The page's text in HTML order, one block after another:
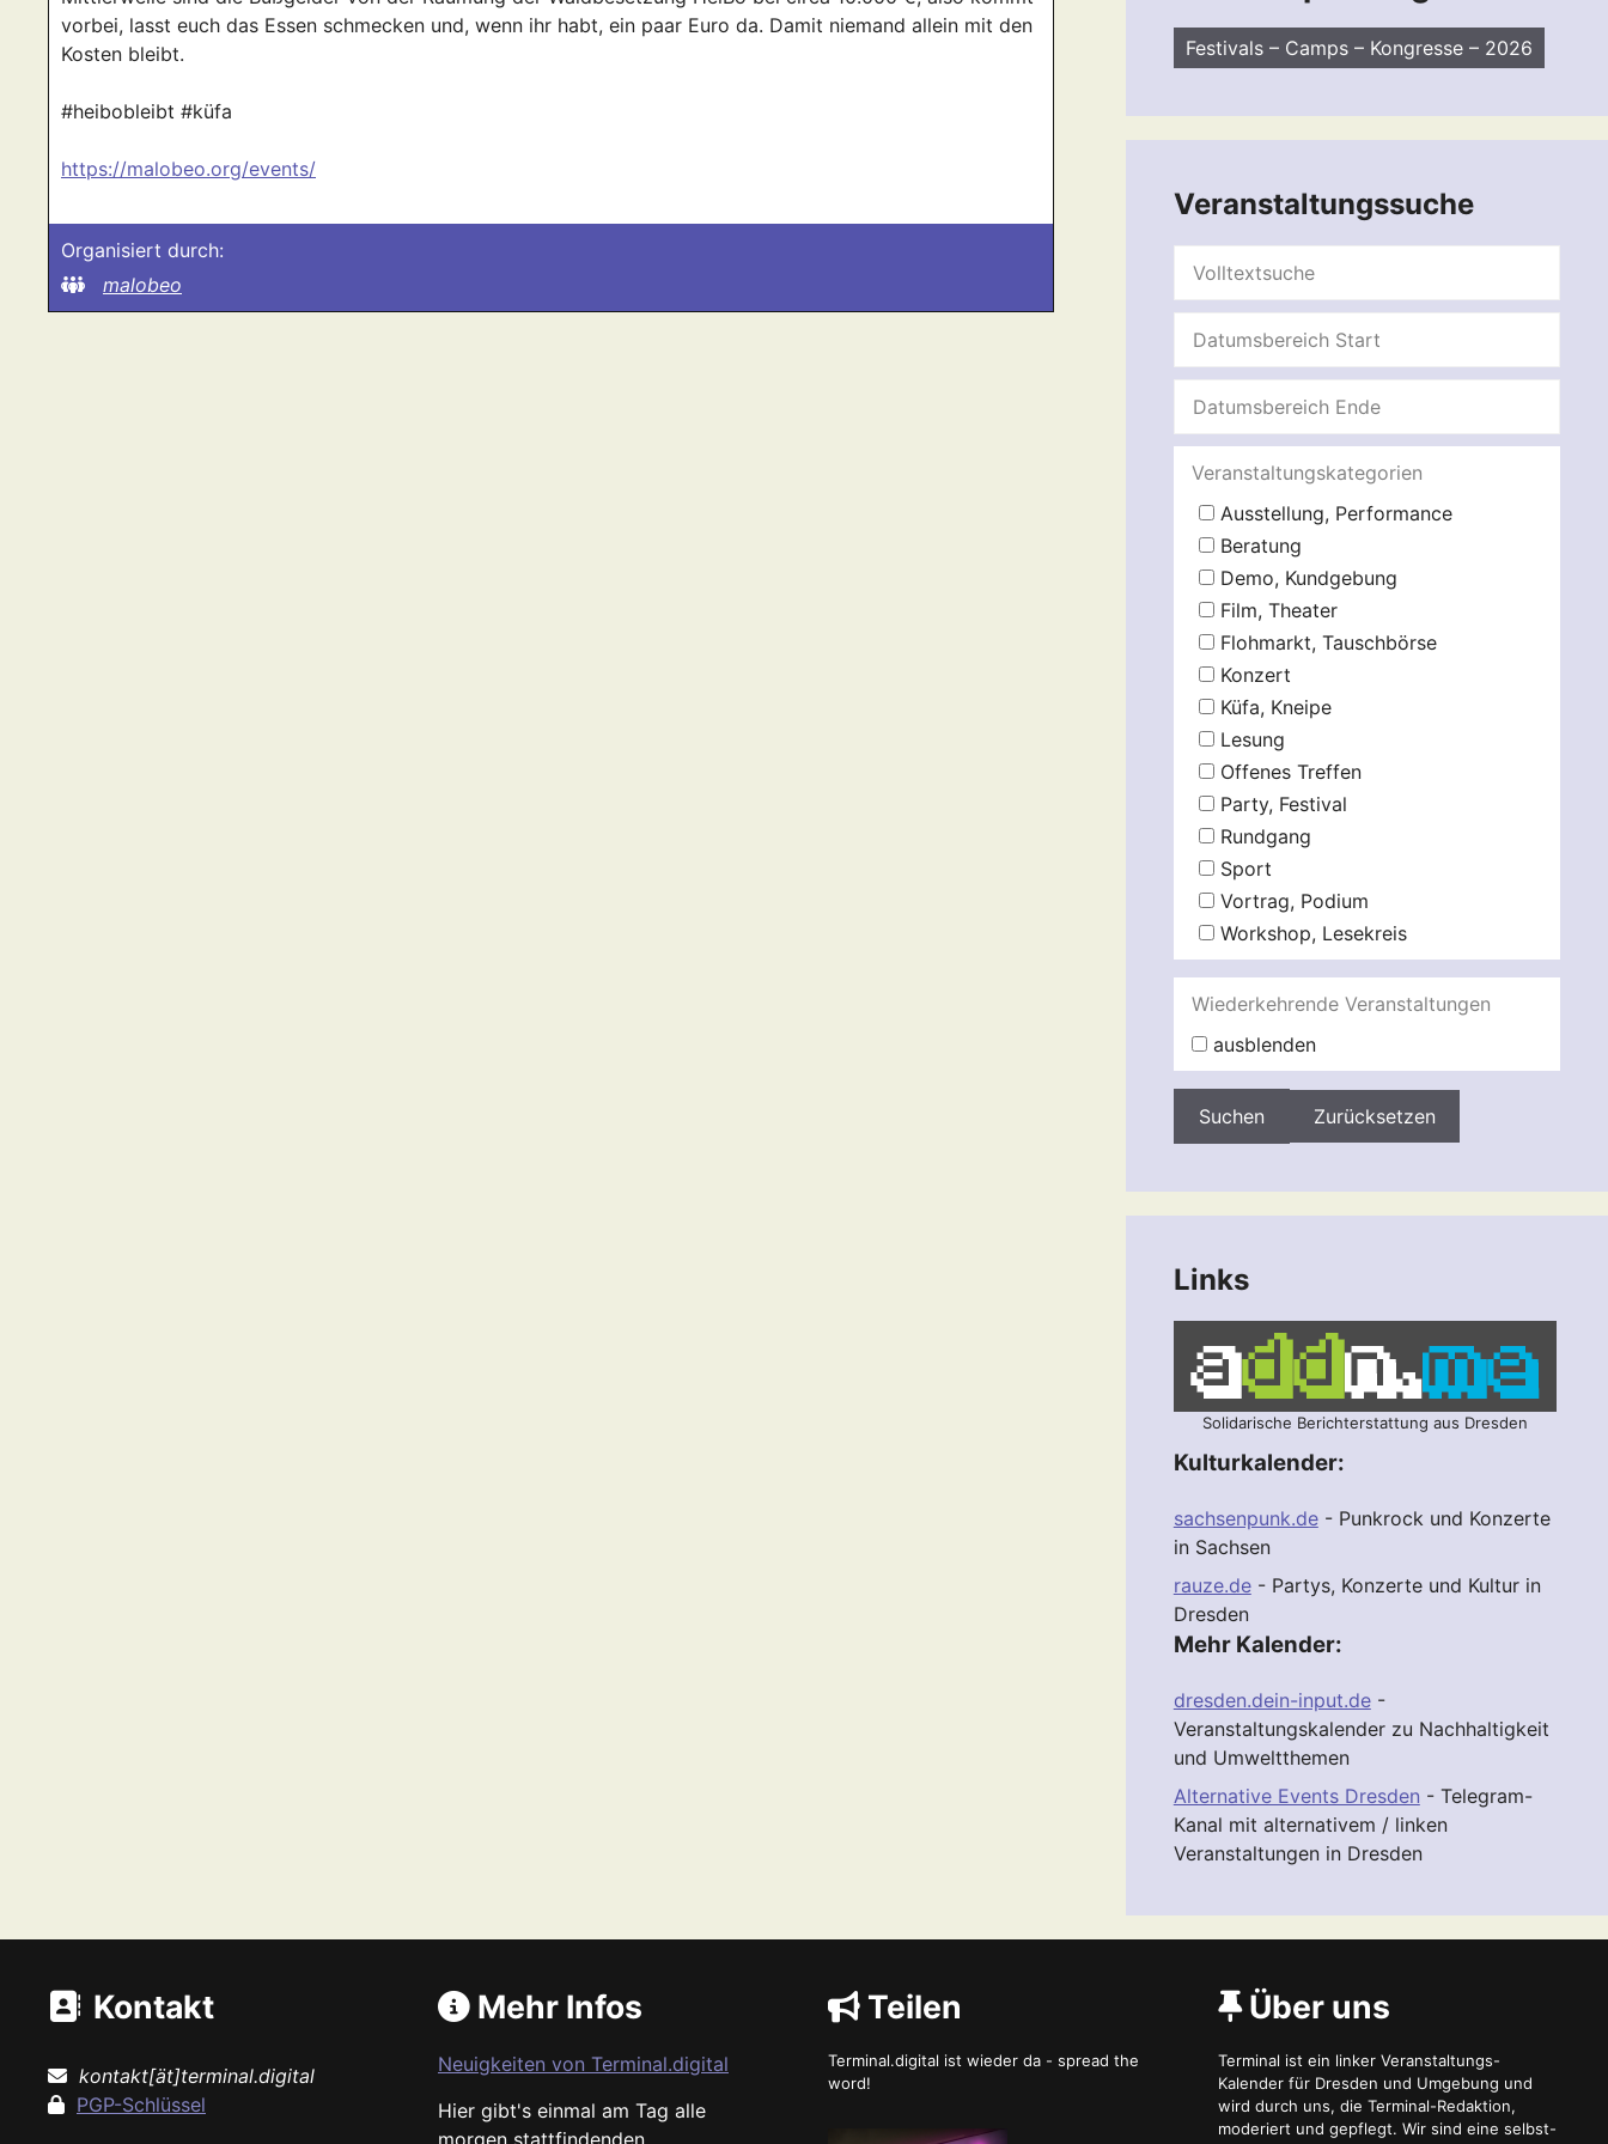
vorbei, lasst euch das Essen schmecken und, wenn ihr habt, ein paar Euro da. Damit niemand allein mit den
Kosten bleibt.
#heibobleibt #küfa
https://malobeo.org/events/
Organisiert durch:
malobeo
Festivals – Camps – Kongresse – 2026
Veranstaltungssuche
Veranstaltungskategorien
Ausstellung, Performance
Beratung
Demo, Kundgebung
Film, Theater
Flohmarkt, Tauschbörse
Konzert
Küfa, Kneipe
Lesung
Offenes Treffen
Party, Festival
Rundgang
Sport
Vortrag, Podium
Workshop, Lesekreis
Wiederkehrende Veranstaltungen
ausblenden
Zurücksetzen
Links
Solidarische Berichterstattung aus Dresden
Kulturkalender:
sachsenpunk.de- Punkrock und Konzerte
in Sachsen
rauze.de- Partys, Konzerte und Kultur in
Dresden
Mehr Kalender:
dresden.dein-input.de-
Veranstaltungskalender zu Nachhaltigkeit
und Umweltthemen
Alternative Events Dresden - Telegram-
Kanal mit alternativem / linken
Veranstaltungen in Dresden
Kontakt
kontakt[ät]terminal.digital
PGP-Schlüssel
Mehr Infos
Neuigkeiten von Terminal.digital
Hier gibt's einmal am Tag alle
morgen stattfindenden
Teilen
Terminal.digital ist wieder da - spread the
word!
Über uns
Terminal ist ein linker Veranstaltungs-
Kalender für Dresden und Umgebung und
wird durch uns, die Terminal-Redaktion,
moderiert und gepflegt. Wir sind eine selbst-